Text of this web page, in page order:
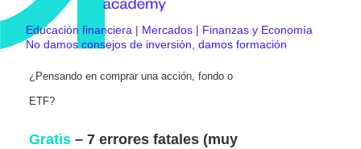
Educación financiera | Mercados | Finanzas y Economía
No damos consejos de inversión, damos formación
¿Pensando en comprar una acción, fondo o
ETF?
Gratis – 7 errores fatales (muy